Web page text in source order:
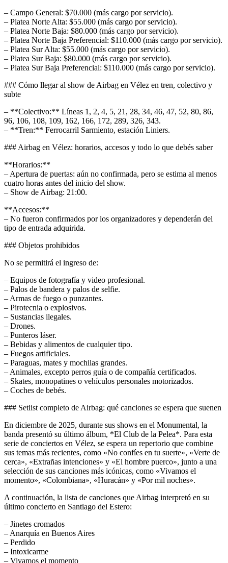
– Campo General: $70.000 (más cargo por servicio).
– Platea Norte Alta: $55.000 (más cargo por servicio).
– Platea Norte Baja: $80.000 (más cargo por servicio).
– Platea Norte Baja Preferencial: $110.000 (más cargo por servicio).
– Platea Sur Alta: $55.000 (más cargo por servicio).
– Platea Sur Baja: $80.000 (más cargo por servicio).
– Platea Sur Baja Preferencial: $110.000 (más cargo por servicio).
### Cómo llegar al show de Airbag en Vélez en tren, colectivo y
subte
– **Colectivo:** Líneas 1, 2, 4, 5, 21, 28, 34, 46, 47, 52, 80, 86,
96, 106, 108, 109, 162, 166, 172, 289, 326, 343.
– **Tren:** Ferrocarril Sarmiento, estación Liniers.
### Airbag en Vélez: horarios, accesos y todo lo que debés saber
**Horarios:**
– Apertura de puertas: aún no confirmada, pero se estima al menos
cuatro horas antes del inicio del show.
– Show de Airbag: 21:00.
**Accesos:**
– No fueron confirmados por los organizadores y dependerán del
tipo de entrada adquirida.
### Objetos prohibidos
No se permitirá el ingreso de:
– Equipos de fotografía y video profesional.
– Palos de bandera y palos de selfie.
– Armas de fuego o punzantes.
– Pirotecnia o explosivos.
– Sustancias ilegales.
– Drones.
– Punteros láser.
– Bebidas y alimentos de cualquier tipo.
– Fuegos artificiales.
– Paraguas, mates y mochilas grandes.
– Animales, excepto perros guía o de compañía certificados.
– Skates, monopatines o vehículos personales motorizados.
– Coches de bebés.
### Setlist completo de Airbag: qué canciones se espera que suenen
En diciembre de 2025, durante sus shows en el Monumental, la
banda presentó su último álbum, *El Club de la Pelea*. Para esta
serie de conciertos en Vélez, se espera un repertorio que combine
sus temas más recientes, como «No confíes en tu suerte», «Verte de
cerca», «Extrañas intenciones» y «El hombre puerco», junto a una
selección de sus canciones más icónicas, como «Vivamos el
momento», «Colombiana», «Huracán» y «Por mil noches».
A continuación, la lista de canciones que Airbag interpretó en su
último concierto en Santiago del Estero:
– Jinetes cromados
– Anarquía en Buenos Aires
– Perdido
– Intoxicarme
– Vivamos el momento